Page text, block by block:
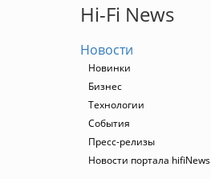
Hi-Fi News
Новости
Новинки
Бизнес
Технологии
События
Пресс-релизы
Новости портала hifiNews